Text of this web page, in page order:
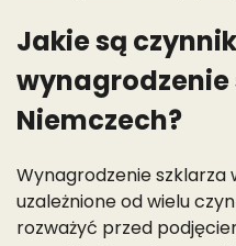
Jakie są
wynagrodzenie
Niemczech?
Wynagrodzenie szklarza
uzależnione od wielu
rozważyć przed